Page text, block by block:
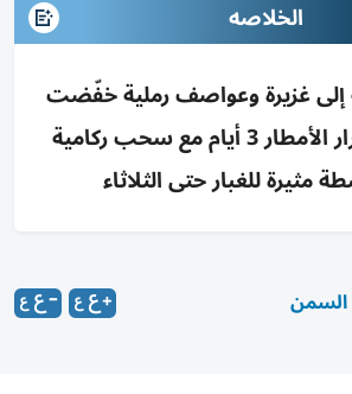
الخلاصه
غزيرة وعواصف رملية خفّضت
الرؤية، واستمرار الأمطار 3 أيام مع سحب ركامية
مثيرة للغبار حتى الثلاثاء
السمن